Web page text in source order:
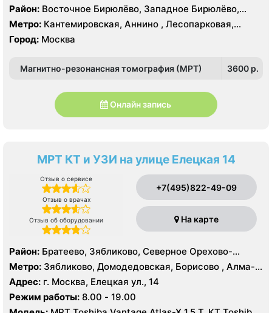
Район: Восточное Бирюлёво, Западное Бирюлёво,
Москворечье-Сабурово, Северное Орехово-Борисово,
Южное Орехово-Борисово, Царицыно, Северное
Чертаново, Центральное Чертаново, Южное Чертаново
Метро: Кантемировская, Аннино , Лесопарковая,
Пражская, Улица Академика Янгеля, Улица
Старокачаловская, Царицыно, Южная
Город: Москва
Магнитно-резонансная томография (МРТ) 3600 p.
Онлайн запись
МРТ КТ и УЗИ на улице Елецкая 14
Отзыв о сервисе
Отзыв о врачах
Отзыв об оборудовании
+7(495)822-49-09
На карте
Район: Братеево, Зябликово, Северное Орехово-
Борисово, Южное Орехово-Борисово
Метро: Зябликово, Домодедовская, Борисово , Алма-
Атинская, Красногвардейская, Шипиловская
Адрес: г. Москва, Елецкая ул., 14
Режим работы: 8.00 - 19.00